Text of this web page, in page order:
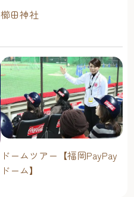
櫛田神社
ドームツアー【福岡PayPay
ドーム】